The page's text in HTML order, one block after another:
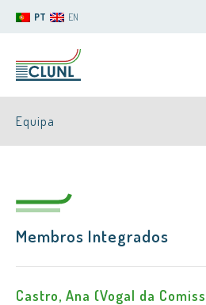
PT EN
CLUNL
Equipa
Membros Integrados
Castro, Ana (Vogal da